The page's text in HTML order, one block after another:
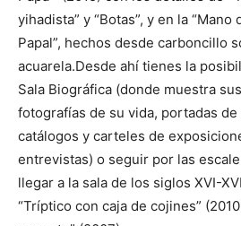
yihadista” y “Botas”, y en la “Mano
Papal”, hechos desde carboncillo
acuarela.Desde ahí tienes la
Sala Biográfica (donde muestra
fotografías de su vida, portadas
catálogos y carteles de
entrevistas) o seguir por las
llegar a la sala de los siglos XVI-
“Tríptico con caja de cojines”